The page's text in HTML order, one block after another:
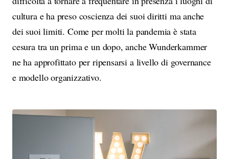
cultura e ha preso coscienza dei suoi diritti ma anche
dei suoi limiti. Come per molti la pandemia è stata
cesura tra un prima e un dopo, anche Wunderkammer
ne ha approfittato per ripensarsi a livello di governance
e modello organizzativo.